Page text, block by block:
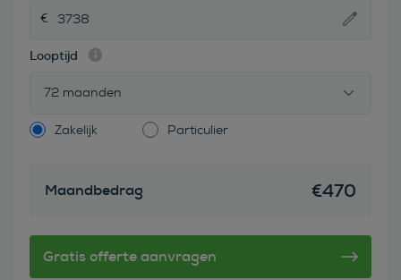
Looptijd
72 maanden
Zakelijk Particulier
Maandbedrag €470